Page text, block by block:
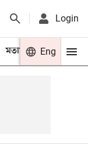
Login
মতামত খেলা
Eng